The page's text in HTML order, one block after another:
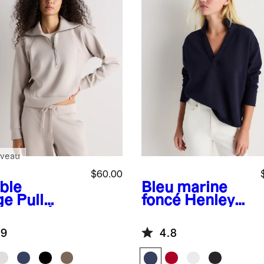
Pull
$60.00
Bleu marine
foncé Henley
bouclette
biologique
4.8